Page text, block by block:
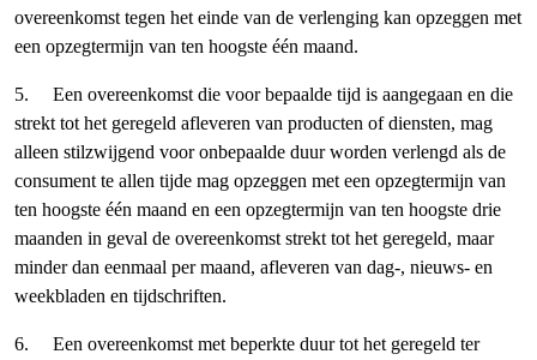
overeenkomst tegen het einde van de verlenging kan opzeggen met
een opzegtermijn van ten hoogste één maand.
5. Een overeenkomst die voor bepaalde tijd is aangegaan en die
strekt tot het geregeld afleveren van producten of diensten, mag
alleen stilzwijgend voor onbepaalde duur worden verlengd als de
consument te allen tijde mag opzeggen met een opzegtermijn van
ten hoogste één maand en een opzegtermijn van ten hoogste drie
maanden in geval de overeenkomst strekt tot het geregeld, maar
minder dan eenmaal per maand, afleveren van dag-, nieuws- en
weekbladen en tijdschriften.
6. Een overeenkomst met beperkte duur tot het geregeld ter